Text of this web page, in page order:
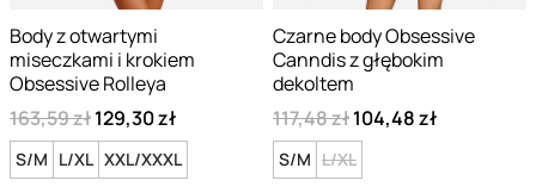
Body z otwartymi
miseczkami i krokiem
Obsessive Rolleya
163,59 zł129,30 zł
S/M L/XL XXL/XXXL
Czarne body Obsessive
Canndis z głębokim
dekoltem
117,48 zł104,48 zł
S/M L/XL